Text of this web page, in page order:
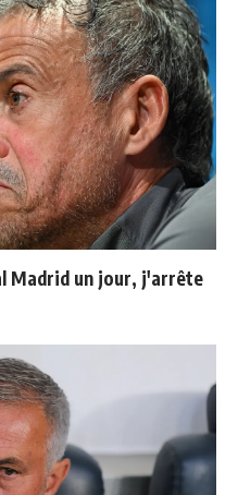
Madrid un jour, j'arrête